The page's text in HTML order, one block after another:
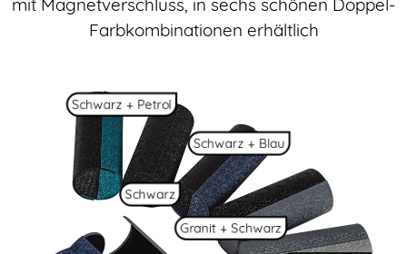
mit Magnetverschluss, in sechs schönen Doppel-
Farbkombinationen erhältlich
Schwarz + Petrol
Schwarz
Schwarz + Blau
Granit + Schwarz